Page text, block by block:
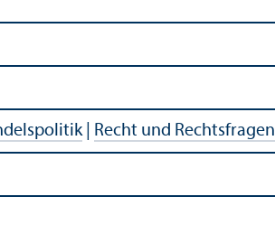
| Recht und Rechtsfragen